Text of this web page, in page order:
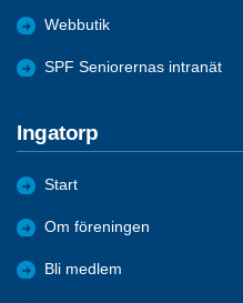
Webbutik
SPF Seniorernas intranät
Ingatorp
Start
Om föreningen
Bli medlem